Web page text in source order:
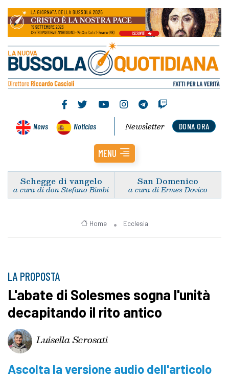
News Noticias DONA ORA
Newsletter
MENU
Schegge di vangelo
a cura di don Stefano Bimbi
San Domenico
a cura di Ermes Dovico
Home Ecclesia
LA PROPOSTA
L'abate di Solesmes sogna l'unità
decapitando il rito antico
Luisella Scrosati
Ascolta la versione audio dell'articolo